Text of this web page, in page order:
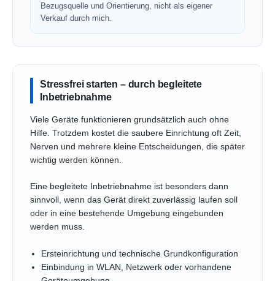
Bezugsquelle und Orientierung, nicht als eigener
Verkauf durch mich.
Stressfrei starten – durch begleitete
Inbetriebnahme
Viele Geräte funktionieren grundsätzlich auch ohne
Hilfe. Trotzdem kostet die saubere Einrichtung oft Zeit,
Nerven und mehrere kleine Entscheidungen, die später
wichtig werden können.
Eine begleitete Inbetriebnahme ist besonders dann
sinnvoll, wenn das Gerät direkt zuverlässig laufen soll
oder in eine bestehende Umgebung eingebunden
werden muss.
Ersteinrichtung und technische Grundkonfiguration
Einbindung in WLAN, Netzwerk oder vorhandene